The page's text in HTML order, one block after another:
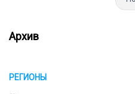
Архив
РЕГИОНЫ